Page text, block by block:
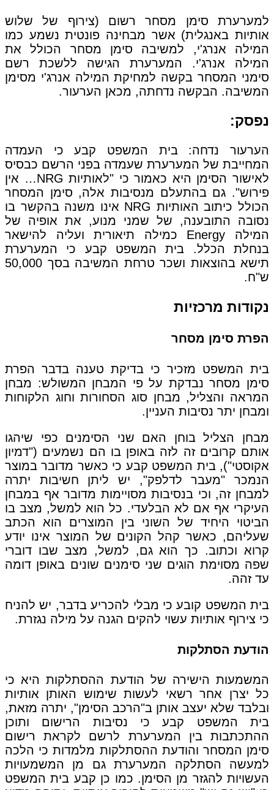
למערערת סימן מסחר רשום (צירוף של שלוש
אותיות באנגלית) אשר מבחינה פונטית נשמע כמו
המילה אנרג'י, למשיבה סימן מסחר הכולל את
המילה אנרג'י. המערערת הגישה ללשכת רשם
סימני המסחר בקשה למחיקת המילה אנרג'י מסימן
המשיבה. הבקשה נדחתה, מכאן הערעור.
נפסק:
הערעור נדחה: בית המשפט קבע כי העמדה
המחייבת של המערערת שעמדה בפני הרשם כבסיס
לאישור הסימן היא כאמור כי "לאותיות NRG… אין
פירוש". גם בהתעלם מנסיבות אלה, סימן המסחר
הכולל כיתוב האותיות NRG אינו משנה בהקשר בו
נסובה התובענה, של שמני מנוע, את אופיה של
המילה Energy כמילה תיאורית ועליה להישאר
בנחלת הכלל. בית המשפט קבע כי המערערת
תישא בהוצאות ושכר טרחת המשיבה בסך 50,000
ש"ח.
נקודות מרכזיות
הפרת סימן מסחר
בית המשפט מזכיר כי בדיקת טענה בדבר הפרת
סימן מסחר נבדקת על פי המבחן המשולש: מבחן
המראה והצליל, מבחן סוג הסחורות וחוג הלקוחות
ומבחן יתר נסיבות העניין.
מבחן הצליל בוחן האם שני הסימנים כפי שיהגו
אותם קרובים זה לזה באופן בו הם נשמעים ("דמיון
אקוסטי"), בית המשפט קבע כי כאשר מדובר במוצר
הנמכר "מעבר לדלפק", יש ליתן חשיבות יתרה
למבחן זה, וכי בנסיבות מסויימות מדובר אף במבחן
העיקרי אף אם לא הבלעדי. כל הוא למשל, מצב בו
הביטוי היחיד של השוני בין המוצרים הוא הכתב
שעליהם, כאשר קהל הקונים של המוצר אינו יודע
קרוא וכתוב. כך הוא גם, למשל, מצב שבו דוברי
שפה מסוימת הוגים שני סימנים שונים באופן דומה
עד זהה.
בית המשפט קובע כי מבלי להכריע בדבר, יש להניח
כי צירוף אותיות עשוי להקים הגנה על מילה נגזרת.
הודעת הסתלקות
המשמעות הישירה של הודעת ההסתלקות היא כי
כל יצרן אחר רשאי לעשות שימוש האותן אותיות
ובלבד שלא יעצב אותן ב"הרכב הסימן", יתרה מזאת,
בית המשפט קבע כי נסיבות הרישום ותוכן
ההתכתבות בין המערערת לרשם לקראת רישום
סימן המסחר והודעת ההסתלקות מלמדות כי הלכה
למעשה הסתלקה המערערת גם מן המשמעויות
העשויות להגזר מן הסימן. כמו כן קבע בית המשפט